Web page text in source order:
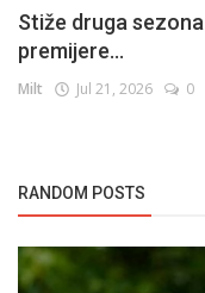
Stiže druga
premijere...
Milt Jul 21, 2026 0
RANDOM POSTS